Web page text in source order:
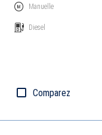
Manuelle
Diesel
Comparez